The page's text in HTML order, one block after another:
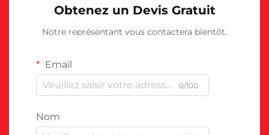
Obtenez un Devis Gratuit
Notre représentant vous contactera bientôt.
Email
0/100
Nom